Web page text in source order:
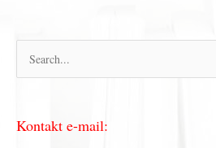
je
napisao
drugi
р
т
Kontakt e-mail: